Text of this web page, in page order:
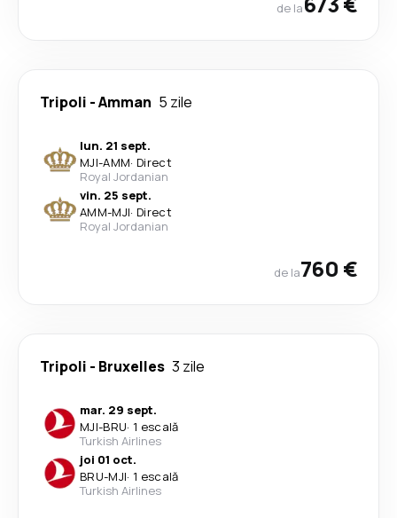
de la
Tripoli -Amman 5 zile
lun. 21 sept.
MJI-AMM· Direct
Royal Jordanian
vin. 25 sept.
AMM-MJI· Direct
Royal Jordanian
de la760 €
Tripoli - Bruxelles 3 zile
mar. 29 sept.
MJI-BRU· 1 escală
Turkish Airlines
joi 01 oct.
BRU-MJI· 1 escală
Turkish Airlines